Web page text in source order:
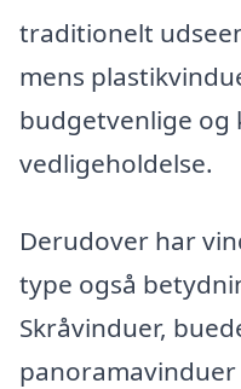
traditionelt
mens
budgetvenlige
vedligeholdelse.
Derudover har
type også
Skråvinduer,